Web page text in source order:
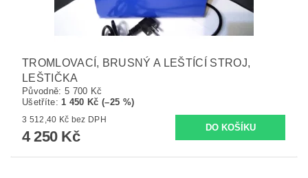
TROMLOVACÍ, BRUSNÝ A LEŠTÍCÍ STROJ,
LEŠTIČKA
Původně: 5 700 Kč
Ušetříte:1 450 Kč (–25 %)
3 512,40 Kč bez DPH
4 250 Kč